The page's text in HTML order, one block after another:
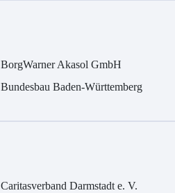
BorgWarner Akasol GmbH
Bundesbau Baden-Württemberg
Caritasverband Darmstadt e. V.